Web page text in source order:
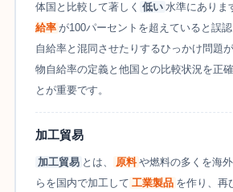
体国と比較して著しく 低い 水準にありま
給率 が100パーセントを超えていると誤
自給率と混同させたりするひっかけ問題
物自給率の定義と他国との比較状況を正
とが重要です。
加工貿易
加工貿易 とは、 原料 や燃料の多くを海
らを国内で加工して 工業製品 を作り、再